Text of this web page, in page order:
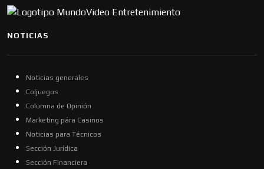
NOTICIAS
Noticias generales
Coljuegos
Columna de Opinión
Marketing pára Casinos
Noticias para Técnicos
Sección Jurídica
Sección Financiera